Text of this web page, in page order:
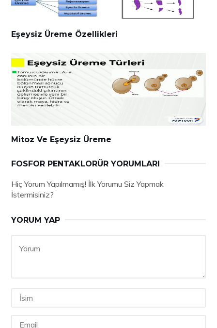
Eşeysiz Üreme Özellikleri
Mitoz Ve Eşeysiz Üreme
FOSFOR PENTAKLORÜR YORUMLARI
Hiç Yorum Yapılmamış! İlk Yorumu Siz Yapmak
İstermisiniz?
YORUM YAP